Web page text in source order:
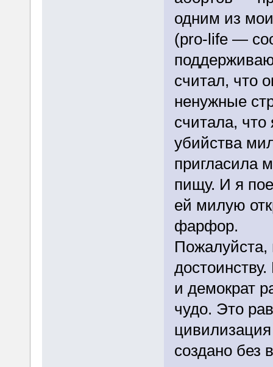
одним из
(pro-life —
считал, что
ненужные
считала, что
убийства
пригласила
пищу. И я
ей милую
фарфор.
Пожалуйста,
и демократ
чудо. Это
создано без